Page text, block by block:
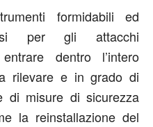
formidabili ed
per gli attacchi
dentro l’intero
rilevare e in grado di
di misure di sicurezza
la reinstallazione del